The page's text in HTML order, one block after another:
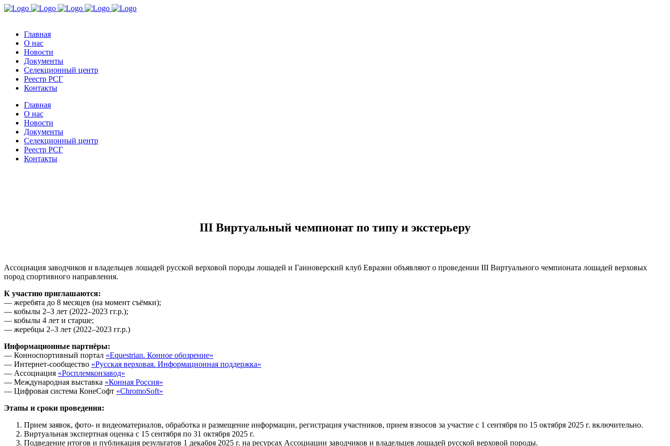
Главная
О нас
Новости
Документы
Селекционный центр
Реестр РСГ
Контакты
Главная
О нас
Новости
Документы
Селекционный центр
Реестр РСГ
Контакты
III Виртуальный чемпионат по типу и экстерьеру
Ассоциация заводчиков и владельцев лошадей русской верховой породы лошадей и Ганноверский клуб Евразии объявляют о проведении III Виртуального чемпионата лошадей верховых
пород спортивного направления.
К участию приглашаются:
— жеребята до 8 месяцев (на момент съёмки);
— кобылы 2–3 лет (2022–2023 гг.р.);
— кобылы 4 лет и старше;
— жеребцы 2–3 лет (2022–2023 гг.р.)
Информационные партнёры:
— Конноспортивный портал «Equestrian. Конное обозрение»
— Интернет-сообщество «Русская верховая. Информационная поддержка»
— Ассоциация «Росплемконзавод»
— Международная выставка «Конная Россия»
— Цифровая система КонеСофт «ChromoSoft»
Этапы и сроки проведения:
Прием заявок, фото- и видеоматериалов, обработка и размещение информации, регистрация участников, прием взносов за участие с 1 сентября по 15 октября 2025 г. включительно.
Виртуальная экспертная оценка с 15 сентября по 31 октября 2025 г.
Подведение итогов и публикация результатов 1 декабря 2025 г. на ресурсах Ассоциации заводчиков и владельцев лошадей русской верховой породы.